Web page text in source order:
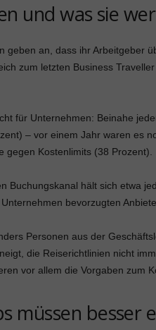
und was sie
geben an, dass ihr Arbeitgeber
zum letzten Business
für Unternehmen: Beinahe
– vor einem Jahr waren es
gegen Kostenlimits (38 Prozent).
Buchungskanal hält sich etwa
bevorzugten
Personen aus der
die Reiserichtlinien nicht
vor allem die Vorgaben zum
müssen besser